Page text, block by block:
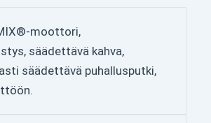
moottori,
säädettävä kahva,
säädettävä puhallusputki,